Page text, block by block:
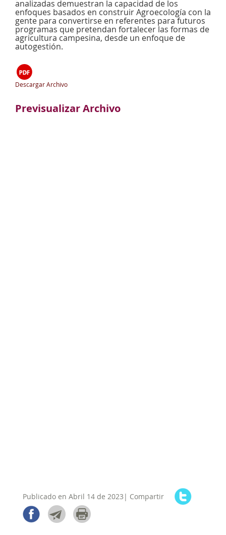
analizadas demuestran la capacidad de los
enfoques basados en construir Agroecología con la
gente para convertirse en referentes para futuros
programas que pretendan fortalecer las formas de
agricultura campesina, desde un enfoque de
autogestión.
Descargar Archivo
Previsualizar Archivo
Publicado en Abril 14 de 2023| Compartir